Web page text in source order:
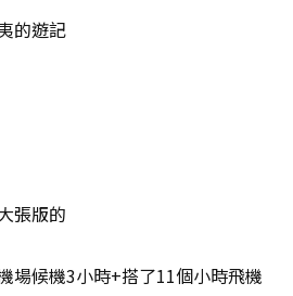
的遊記
張版的
場候機3小時+搭了11個小時飛機